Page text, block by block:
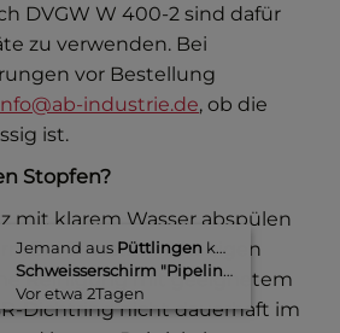
DVGW W 400-2 sind dafür
zu verwenden. Bei
vor Bestellung
industrie.de, ob die
ist.
Stopfen?
mit klarem Wasser abspülen
Bei Einsatz in ölhaltigen
Reinigung mit geeignetem
Dichtring nicht dauerhaft im
Jemand aus Püttlingen kaufte gerade
Schweisserschirm "Pipeliner" Ø 2,5 m, SCHWER ENTFLAMMBAR
Vor etwa 2Tagen​